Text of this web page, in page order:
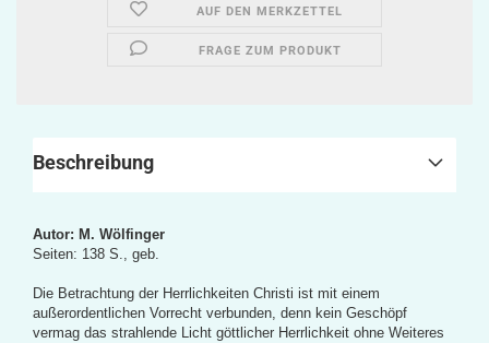
AUF DEN MERKZETTEL
FRAGE ZUM PRODUKT
Beschreibung
Autor: M. Wölfinger
Seiten: 138 S., geb.
Die Betrachtung der Herrlichkeiten Christi ist mit einem
außerordentlichen Vorrecht verbunden, denn kein Geschöpf
vermag das strahlende Licht göttlicher Herrlichkeit ohne Weiteres